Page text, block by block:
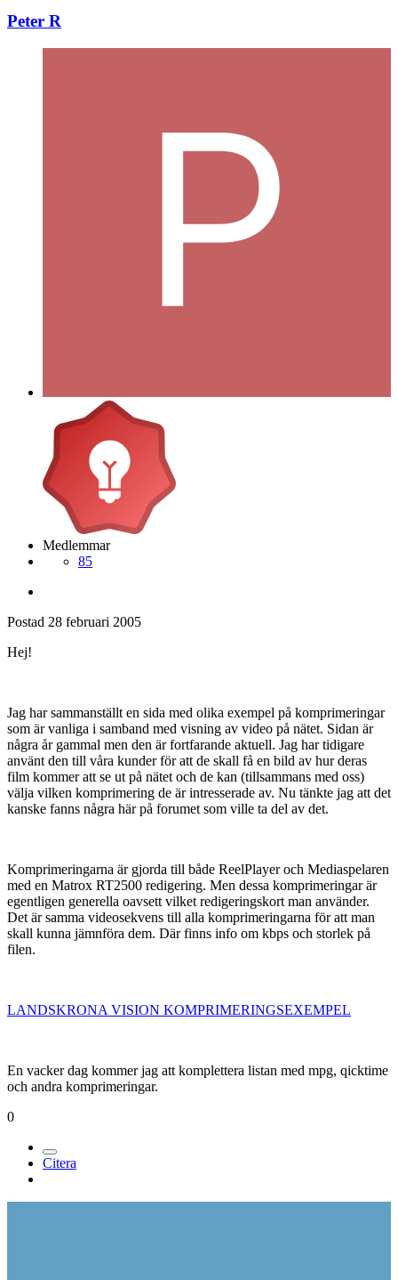
Peter R
Medlemmar
85
Postad 28 februari 2005
Hej!
Jag har sammanställt en sida med olika exempel på komprimeringar
som är vanliga i samband med visning av video på nätet. Sidan är
några år gammal men den är fortfarande aktuell. Jag har tidigare
använt den till våra kunder för att de skall få en bild av hur deras
film kommer att se ut på nätet och de kan (tillsammans med oss)
välja vilken komprimering de är intresserade av. Nu tänkte jag att det
kanske fanns några här på forumet som ville ta del av det.
Komprimeringarna är gjorda till både ReelPlayer och Mediaspelaren
med en Matrox RT2500 redigering. Men dessa komprimeringar är
egentligen generella oavsett vilket redigeringskort man använder.
Det är samma videosekvens till alla komprimeringarna för att man
skall kunna jämnföra dem. Där finns info om kbps och storlek på
filen.
LANDSKRONA VISION KOMPRIMERINGSEXEMPEL
En vacker dag kommer jag att komplettera listan med mpg, qicktime
och andra komprimeringar.
0
Citera